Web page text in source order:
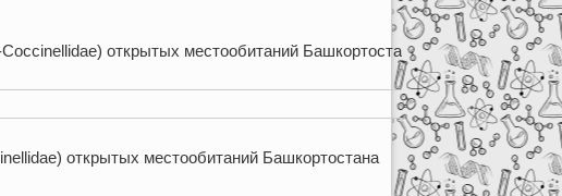
открытых местообитаний Башкортостана
открытых местообитаний Башкортостана